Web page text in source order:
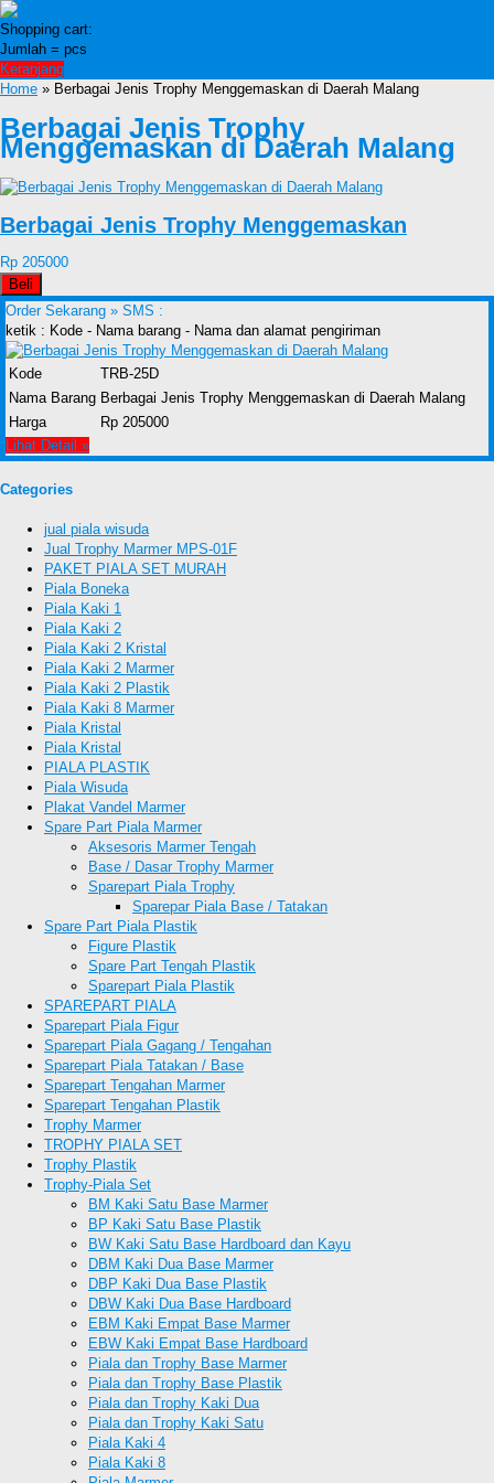
Shopping cart:
Jumlah = pcs
Keranjang
Home » Berbagai Jenis Trophy Menggemaskan di Daerah Malang
Berbagai Jenis Trophy
Menggemaskan di Daerah Malang
Berbagai Jenis Trophy Menggemaskan
Rp 205000
Beli
Order Sekarang » SMS :
ketik : Kode - Nama barang - Nama dan alamat pengiriman
Kode
TRB-25D
Nama Barang Berbagai Jenis Trophy Menggemaskan di Daerah Malang
Harga
Rp 205000
Lihat Detail »
Categories
jual piala wisuda
Jual Trophy Marmer MPS-01F
PAKET PIALA SET MURAH
Piala Boneka
Piala Kaki 1
Piala Kaki 2
Piala Kaki 2 Kristal
Piala Kaki 2 Marmer
Piala Kaki 2 Plastik
Piala Kaki 8 Marmer
Piala Kristal
Piala Kristal
PIALA PLASTIK
Piala Wisuda
Plakat Vandel Marmer
Spare Part Piala Marmer
Aksesoris Marmer Tengah
Base / Dasar Trophy Marmer
Sparepart Piala Trophy
Sparepar Piala Base / Tatakan
Spare Part Piala Plastik
Figure Plastik
Spare Part Tengah Plastik
Sparepart Piala Plastik
SPAREPART PIALA
Sparepart Piala Figur
Sparepart Piala Gagang / Tengahan
Sparepart Piala Tatakan / Base
Sparepart Tengahan Marmer
Sparepart Tengahan Plastik
Trophy Marmer
TROPHY PIALA SET
Trophy Plastik
Trophy-Piala Set
BM Kaki Satu Base Marmer
BP Kaki Satu Base Plastik
BW Kaki Satu Base Hardboard dan Kayu
DBM Kaki Dua Base Marmer
DBP Kaki Dua Base Plastik
DBW Kaki Dua Base Hardboard
EBM Kaki Empat Base Marmer
EBW Kaki Empat Base Hardboard
Piala dan Trophy Base Marmer
Piala dan Trophy Base Plastik
Piala dan Trophy Kaki Dua
Piala dan Trophy Kaki Satu
Piala Kaki 4
Piala Kaki 8